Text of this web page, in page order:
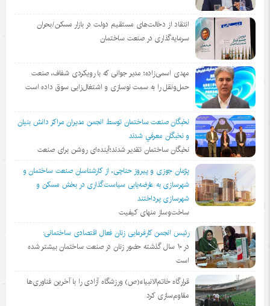
انتقاد از دخالت‌های مستقیم دولت در بازار مسکن/بحران
سرمایه‌گذاری در صنعت ساختمان
مهدی اسمی‌زاده؛ مدیر جوانی که با رویکردی شفاف، صنعت
حمل‌ونقل را به سمت نوسازی و اشتغال‌زایی سوق داده است
نخبگان صنعت ساختمان توسط انجمن مديران مراكز دانش بنيان
و نخبگان معرفي شدند
نخبگان ساختمان تقدیر شدند؛آینده‌ای روشن برای صنعت
پژمان جوزی و پیروز حناچی، از کارشناسان صنعت ساختمان و
شهرسازی به عارضه‌یابی سیاست‌گذاری در بخش مسکن و
شهرسازی پرداختند
ساخت‌وساز منهای کیفیت
رئیس انجمن کارفرمایی زنان فعال اقتصادی ساختمانی:
در ١٠ سال گذشته حضور زنان در صنعت ساختمان بیشتر شده
است
قرارگاه خاتم‌الانبیاء(ص) ورزشگاه آزادی را با آخرین فناوری‌ها
مقاوم‌سازی کرد